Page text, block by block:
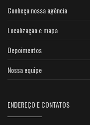
Conheça nossa agência
Localização e mapa
Depoimentos
Nossa equipe
ENDEREÇO E CONTATOS